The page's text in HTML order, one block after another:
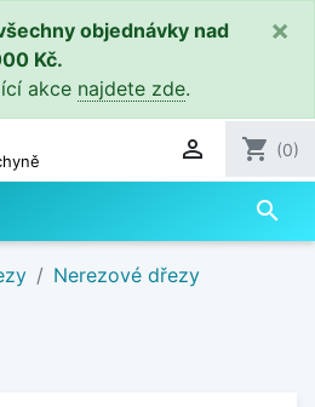
objednávky nad
Kč.
akce najdete zde.
×
 shopping_cart (0)
search
Nerezové dřezy